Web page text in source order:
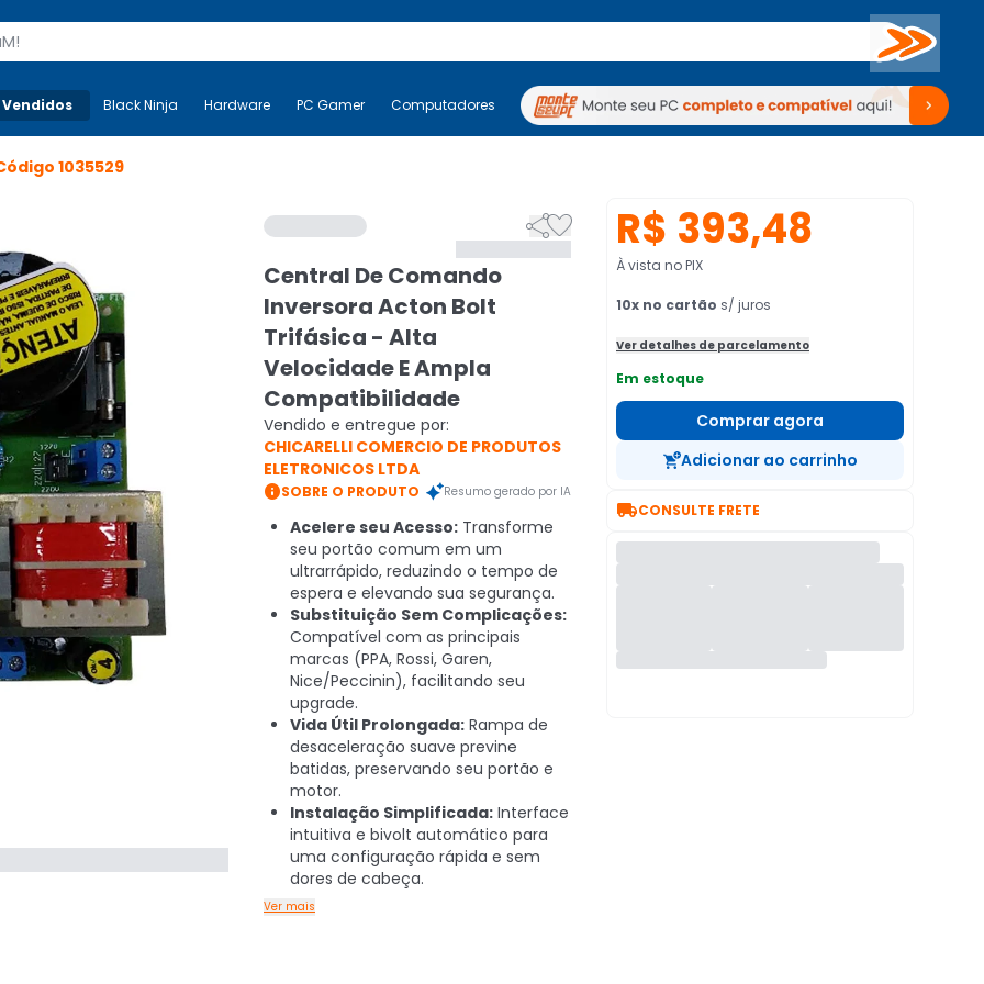
Buscar
Mais-v- Black Ninja Hardware PC Gamer Computadores Periféricos TV Venda no KaBuM!
Black Ninja Hardware PC Gamer Computadores Periféricos TV Venda no KaBuM!
1035529

Central De Comando
Inversora Acton Bolt
Trifásica - Alta
Velocidade E Ampla
Compatibilidade
Vendido e entregue por:
CHICARELLI COMERCIO DE PRODUTOS
ELETRONICOS LTDA
SOBRE O PRODUTO Resumo gerado por IA
Acelere seu Acesso: Transforme
seu portão comum em um
ultrarrápido, reduzindo o tempo de
espera e elevando sua segurança.
Substituição Sem Complicações:
Compatível com as principais
marcas (PPA, Rossi, Garen,
Nice/Peccinin), facilitando seu
upgrade.
Vida Útil Prolongada: Rampa de
desaceleração suave previne
batidas, preservando seu portão e
motor.
Instalação Simplificada: Interface
intuitiva e bivolt automático para
uma configuração rápida e sem
dores de cabeça.
Ver mais
R$ 393,48
À vista no PIX
10x no cartão s/ juros
Ver detalhes de parcelamento
Em estoque
Comprar agora
Adicionar ao carrinho
CONSULTE FRETE